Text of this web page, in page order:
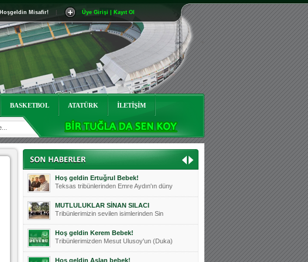
Hoşgeldin Misafir! Üye Girişi | Kayıt Ol
BASKETBOL ATATÜRK İLETİŞİM
Mutluluklar Ceyhun Tetik
Teksas tribünlerinin sevilen isimlerinde
Bursasporumuzun önü açılsın is
Teksaslı Bursasporlular Derneği Başkanı
Hoş geldin Alaz Bebek!
Teksas.org sistem yöneticisi, ekibimizin
Hoş geldin Göktuğ Bebek!
Teksas.org ekibimizden ve tribünlerimizi
Hoş geldin Kadir Kağan Bebek!
Teksas tribünlerinden Basri İleri'nin dü
Hoş geldin Ertuğrul Bebek!
Teksas tribünlerinden Emre Aydın'ın düny
MUTLULUKLAR SİNAN SILACI
Tribünlerimizin sevilen isimlerinden Sin
Hoş geldin Kerem Bebek!
Tribünlerimizden Mesut Ulusoy'un (Duka)
Hoş geldin Aslan bebek!